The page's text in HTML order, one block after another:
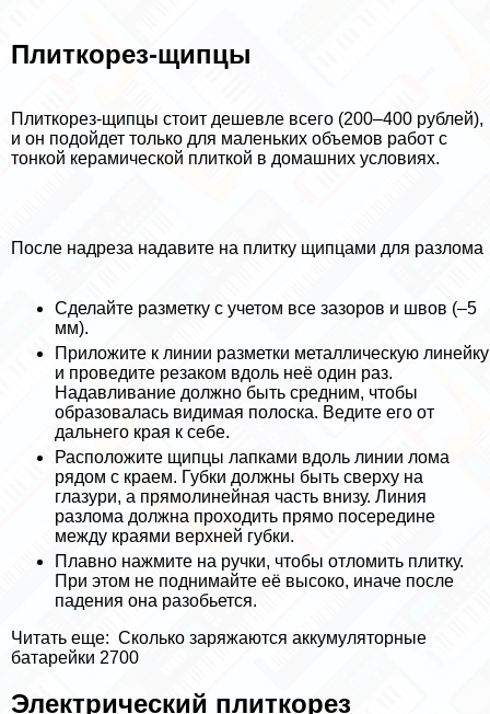
Плиткорез-щипцы
Плиткорез-щипцы стоит дешевле всего (200–400 рублей),
и он подойдет только для маленьких объемов работ с
тонкой керамической плиткой в домашних условиях.
После надреза надавите на плитку щипцами для разлома
Сделайте разметку с учетом все зазоров и швов (–5
мм).
Приложите к линии разметки металлическую линейку
и проведите резаком вдоль неё один раз.
Надавливание должно быть средним, чтобы
образовалась видимая полоска. Ведите его от
дальнего края к себе.
Расположите щипцы лапками вдоль линии лома
рядом с краем. Губки должны быть сверху на
глазури, а прямолинейная часть внизу. Линия
разлома должна проходить прямо посередине
между краями верхней губки.
Плавно нажмите на ручки, чтобы отломить плитку.
При этом не поднимайте её высоко, иначе после
падения она разобьется.
Читать еще: Сколько заряжаются аккумуляторные
батарейки 2700
Электрический плиткорез